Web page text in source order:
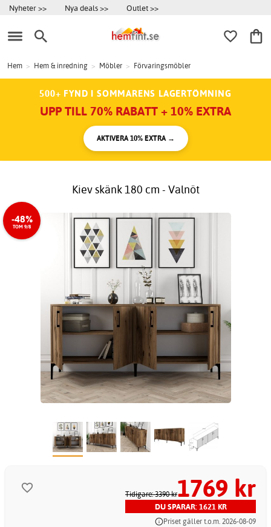
Nyheter >> Nya deals >> Outlet >>
Hem > Hem & inredning > Möbler > Förvaringsmöbler
500+ FYND I SOMMARENS LAGERTÖMNING
UPP TILL 70% RABATT + 10% EXTRA
AKTIVERA 10% EXTRA →
Kiev skänk 180 cm - Valnöt
-48%
TOM 9/8
Tidigare: 3390 kr1769 kr
DU SPARAR: 1621 KR
Priset gäller t.o.m. 2026-08-09